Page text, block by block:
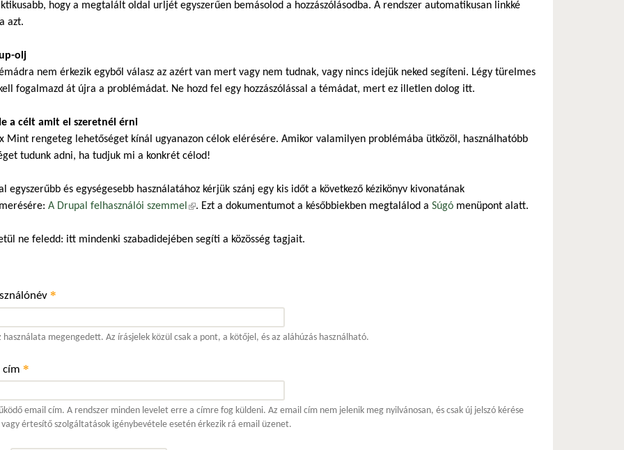
hogy a megtalált oldal urljét egyszerűen bemásolod a hozzászólásodba. A rendszer automatikusan linkké
azt.
olj
nem érkezik egyből válasz az azért van mert vagy nem tudnak, vagy nincs idejük neked segíteni. Légy türelmes
fogalmazd át újra a problémádat. Ne hozd fel egy hozzászólással a témádat, mert ez illetlen dolog itt.
a célt amit el szeretnél érni
Mint rengeteg lehetőséget kínál ugyanazon célok elérésére. Amikor valamilyen problémába ütközöl, használhatóbb
tudunk adni, ha tudjuk mi a konkrét célod!
egyszerűbb és egységesebb használatához kérjük szánj egy kis időt a következő kézikönyv kivonatának
A Drupal felhasználói szemmel (külső hivatkozás)
. Ezt a dokumentumot a későbbiekben megtalálod a Súgó menüpont alatt.
ne feledd: itt mindenki szabadidejében segíti a közösség tagjait.
*
használata megengedett. Az írásjelek közül csak a pont, a kötőjel, és az aláhúzás használható.
cím *
email cím. A rendszer minden levelet erre a címre fog küldeni. Az email cím nem jelenik meg nyilvánosan, és csak új jelszó kérése
vagy értesítő szolgáltatások igénybevétele esetén érkezik rá email üzenet.